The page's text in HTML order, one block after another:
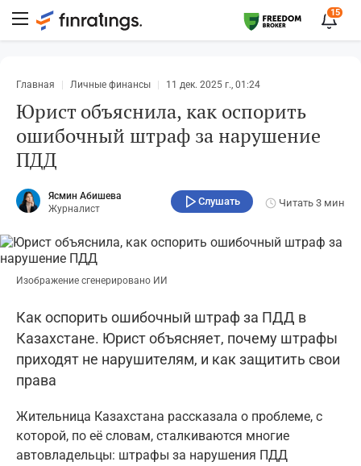
15
Главная Личные финансы 11 дек. 2025 г., 01:24
Юрист объяснила, как оспорить
ошибочный штраф за нарушение
ПДД
Ясмин Абишева
Журналист
Слушать Читать 3 мин
Изображение сгенерировано ИИ
Как оспорить ошибочный штраф за ПДД в
Казахстане. Юрист объясняет, почему штрафы
приходят не нарушителям, и как защитить свои
права
Жительница Казахстана рассказала о проблеме, с
которой, по её словам, сталкиваются многие
автовладельцы: штрафы за нарушения ПДД